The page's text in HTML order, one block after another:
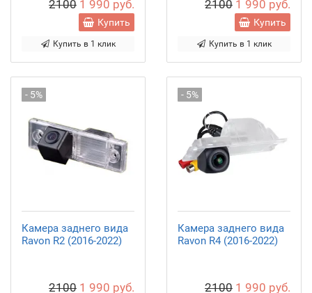
2100 1 990 руб.
Купить
Купить в 1 клик
2100 1 990 руб.
Купить
Купить в 1 клик
- 5%
Камера заднего вида
Ravon R2 (2016-2022)
2100 1 990 руб.
- 5%
Камера заднего вида
Ravon R4 (2016-2022)
2100 1 990 руб.